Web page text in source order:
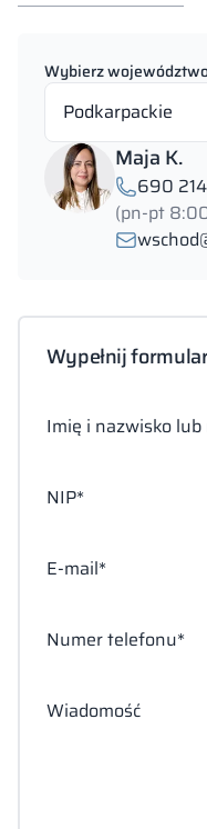
Wybierz
Podkarpackie
Maja K.
690
(pn-pt
Wypełnij
Imię i nazwisko
NIP*
E-mail*
Numer telefonu*
Wiadomość